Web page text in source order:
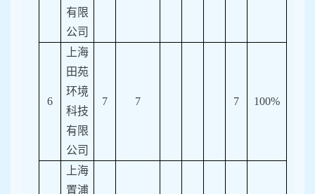
有限
公司
6
上海
田苑
环境
科技
有限
公司
7 7 7 100%
上海
置浦